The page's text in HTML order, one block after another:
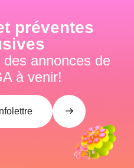
préventes
annonces de
à venir!